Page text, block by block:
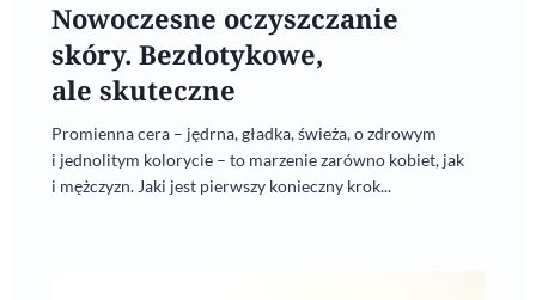
Nowoczesne oczyszczanie
skóry. Bezdotykowe,
ale skuteczne
Promienna cera – jędrna, gładka, świeża, o zdrowym
i jednolitym kolorycie – to marzenie zarówno kobiet, jak
i mężczyzn. Jaki jest pierwszy konieczny krok...